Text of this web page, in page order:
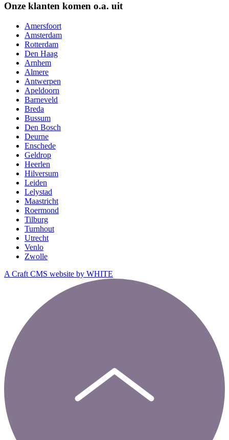
Onze klanten komen o.a. uit
Amersfoort
Amsterdam
Rotterdam
Den Haag
Arnhem
Almere
Antwerpen
Apeldoorn
Barneveld
Breda
Bussum
Den Bosch
Deurne
Enschede
Geldrop
Heerlen
Hilversum
Leiden
Lelystad
Maastricht
Roermond
Tilburg
Turnhout
Utrecht
Venlo
Zwolle
A Craft CMS website by WHITE